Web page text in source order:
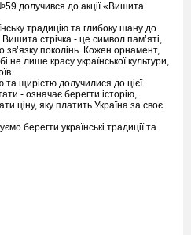
долучився до акції «Вишита
традицію та глибоку шану до
стрічка - це символ пам’яті,
зв’язку поколінь. Кожен орнамент,
не лише красу української культури,
та щирістю долучилися до цієї
- означає берегти історію,
ціну, яку платить Україна за своє
берегти українські традиції та